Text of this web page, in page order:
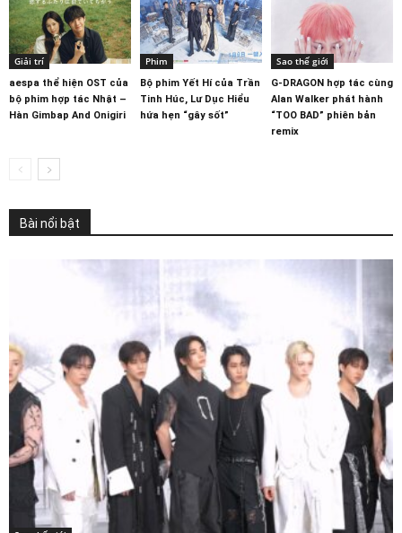
Giải trí
aespa thể hiện OST của
bộ phim hợp tác Nhật –
Hàn Gimbap And Onigiri
Phim
Bộ phim Yết Hí của Trần
Tinh Húc, Lư Dục Hiểu
hứa hẹn “gây sốt”
Sao thế giới
G-DRAGON hợp tác cùng
Alan Walker phát hành
“TOO BAD” phiên bản
remix
Bài nổi bật